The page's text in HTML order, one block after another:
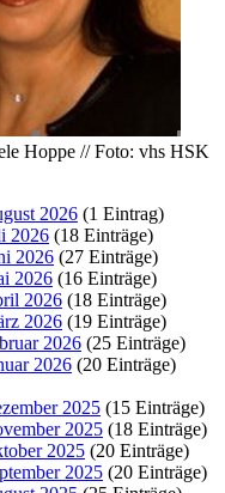
Hoppe // Foto: vhs HSK
2026 (1 Eintrag)
2026 (18 Einträge)
2026 (27 Einträge)
2026 (16 Einträge)
2026 (18 Einträge)
2026 (19 Einträge)
2026 (25 Einträge)
2026 (20 Einträge)
2025 (15 Einträge)
2025 (18 Einträge)
2025 (20 Einträge)
2025 (20 Einträge)